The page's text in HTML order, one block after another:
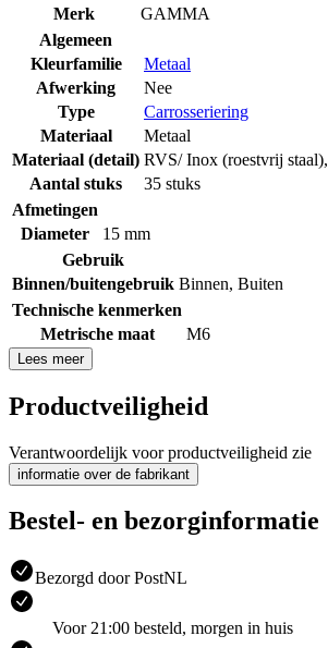
Merk
GAMMA
Algemeen
Kleurfamilie
Metaal
Afwerking
Nee
Type
Carrosseriering
Materiaal
Metaal
Materiaal (detail) RVS/ Inox (roestvrij staal),
Aantal stuks
35 stuks
Afmetingen
Diameter
15 mm
Gebruik
Binnen/buitengebruik Binnen, Buiten
Technische kenmerken
Metrische maat
M6
Lees meer
Productveiligheid
Verantwoordelijk voor productveiligheid zie
informatie over de fabrikant
Bestel- en bezorginformatie
Bezorgd door PostNL
Voor 21:00 besteld, morgen in huis